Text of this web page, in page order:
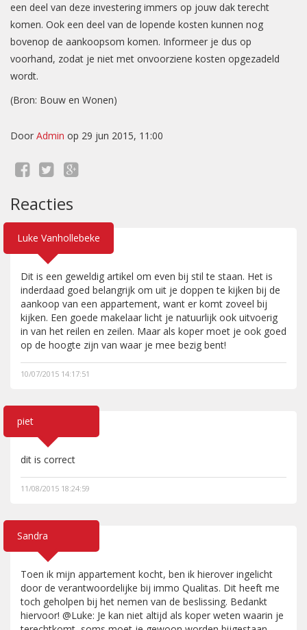
een deel van deze investering immers op jouw dak terecht
komen. Ook een deel van de lopende kosten kunnen nog
bovenop de aankoopsom komen. Informeer je dus op
voorhand, zodat je niet met onvoorziene kosten opgezadeld
wordt.
(Bron: Bouw en Wonen)
Door Admin op 29 jun 2015, 11:00
Reacties
Luke Vanhollebeke
Dit is een geweldig artikel om even bij stil te staan. Het is
inderdaad goed belangrijk om uit je doppen te kijken bij de
aankoop van een appartement, want er komt zoveel bij
kijken. Een goede makelaar licht je natuurlijk ook uitvoerig
in van het reilen en zeilen. Maar als koper moet je ook goed
op de hoogte zijn van waar je mee bezig bent!
10/07/2015 14:17:51
piet
dit is correct
11/08/2015 18:24:59
Sandra
Toen ik mijn appartement kocht, ben ik hierover ingelicht
door de verantwoordelijke bij immo Qualitas. Dit heeft me
toch geholpen bij het nemen van de beslissing. Bedankt
hiervoor! @Luke: Je kan niet altijd als koper weten waarin je